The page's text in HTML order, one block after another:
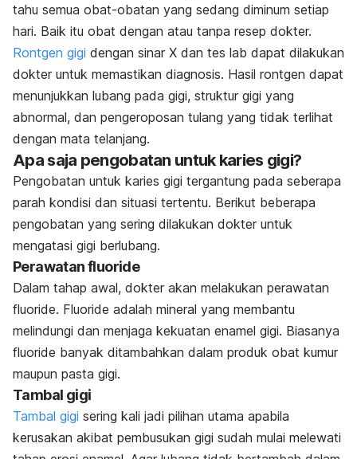
tahu semua obat-obatan yang sedang diminum setiap
hari. Baik itu obat dengan atau tanpa resep dokter.
Rontgen gigi dengan sinar X dan tes lab dapat dilakukan
dokter untuk memastikan diagnosis. Hasil rontgen dapat
menunjukkan lubang pada gigi, struktur gigi yang
abnormal, dan pengeroposan tulang yang tidak terlihat
dengan mata telanjang.
Apa saja pengobatan untuk karies gigi?
Pengobatan untuk karies gigi tergantung pada seberapa
parah kondisi dan situasi tertentu. Berikut beberapa
pengobatan yang sering dilakukan dokter untuk
mengatasi gigi berlubang.
Perawatan fluoride
Dalam tahap awal, dokter akan melakukan perawatan
fluoride. Fluoride adalah mineral yang membantu
melindungi dan menjaga kekuatan enamel gigi. Biasanya
fluoride banyak ditambahkan dalam produk obat kumur
maupun pasta gigi.
Tambal gigi
Tambal gigi sering kali jadi pilihan utama apabila
kerusakan akibat pembusukan gigi sudah mulai melewati